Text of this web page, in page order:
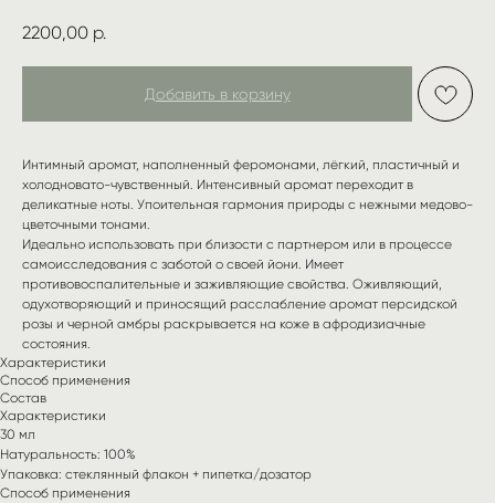
2200,00 р.
Добавить в корзину
Интимный аромат, наполненный феромонами, лёгкий, пластичный и
холодновато-чувственный. Интенсивный аромат переходит в
деликатные ноты. Упоительная гармония природы с нежными медово-
цветочными тонами.
Идеально использовать при близости с партнером или в процессе
самоисследования с заботой о своей йони. Имеет
противовоспалительные и заживляющие свойства. Оживляющий,
одухотворяющий и приносящий расслабление аромат персидской
розы и черной амбры раскрывается на коже в афродизиачные
состояния.
Характеристики
Способ применения
Состав
Характеристики
30 мл
Натуральность: 100%
Упаковка: стеклянный флакон + пипетка/дозатор
Способ применения